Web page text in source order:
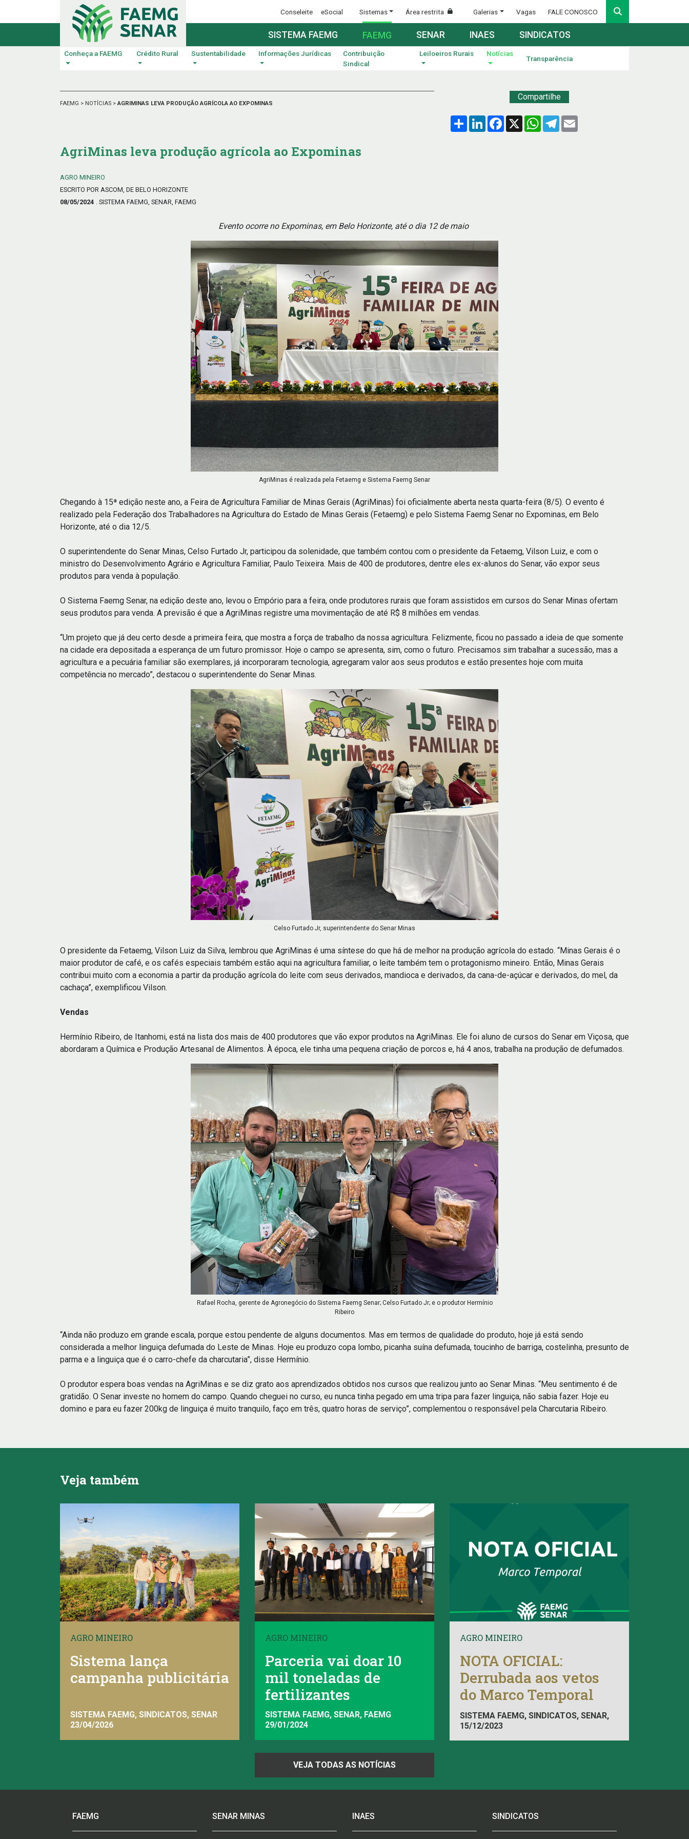
Conseleite eSocial Sistemas Área restrita Galerias Vagas FALE CONOSCO
SISTEMA FAEMG FAEMG SENAR INAES SINDICATOS
Conheça a FAEMG Crédito Rural Sustentabilidade Informações Jurídicas
Contribuição
Sindical
Leiloeiros Rurais Notícias
Transparência
FAEMG > NOTÍCIAS > AGRIMINAS LEVA PRODUÇÃO AGRÍCOLA AO EXPOMINAS
Compartilhe
Compartilhar
LinkedInFacebook
X WhatsApp
Telegram
AgriMinas leva produção agrícola ao Expominas
AGRO MINEIRO
ESCRITO POR ASCOM, DE BELO HORIZONTE
08/05/2024
. SISTEMA FAEMG, SENAR, FAEMG
Evento ocorre no Expominas, em Belo Horizonte, até o dia 12 de maio
AgriMinas é realizada pela Fetaemg e Sistema Faemg Senar
Chegando à 15ª edição neste ano, a Feira de Agricultura Familiar de Minas Gerais (AgriMinas) foi oficialmente aberta nesta quarta-feira (8/5). O evento é
realizado pela Federação dos Trabalhadores na Agricultura do Estado de Minas Gerais (Fetaemg) e pelo Sistema Faemg Senar no Expominas, em Belo
Horizonte, até o dia 12/5.
O superintendente do Senar Minas, Celso Furtado Jr, participou da solenidade, que também contou com o presidente da Fetaemg, Vilson Luiz, e com o
ministro do Desenvolvimento Agrário e Agricultura Familiar, Paulo Teixeira. Mais de 400 de produtores, dentre eles ex-alunos do Senar, vão expor seus
produtos para venda à população.
O Sistema Faemg Senar, na edição deste ano, levou o Empório para a feira, onde produtores rurais que foram assistidos em cursos do Senar Minas ofertam
seus produtos para venda. A previsão é que a AgriMinas registre uma movimentação de até R$ 8 milhões em vendas.
“Um projeto que já deu certo desde a primeira feira, que mostra a força de trabalho da nossa agricultura. Felizmente, ficou no passado a ideia de que somente
na cidade era depositada a esperança de um futuro promissor. Hoje o campo se apresenta, sim, como o futuro. Precisamos sim trabalhar a sucessão, mas a
agricultura e a pecuária familiar são exemplares, já incorporaram tecnologia, agregaram valor aos seus produtos e estão presentes hoje com muita
competência no mercado”, destacou o superintendente do Senar Minas.
Celso Furtado Jr, superintendente do Senar Minas
O presidente da Fetaemg, Vilson Luiz da Silva, lembrou que AgriMinas é uma síntese do que há de melhor na produção agrícola do estado. “Minas Gerais é o
maior produtor de café, e os cafés especiais também estão aqui na agricultura familiar, o leite também tem o protagonismo mineiro. Então, Minas Gerais
contribui muito com a economia a partir da produção agrícola do leite com seus derivados, mandioca e derivados, da cana-de-açúcar e derivados, do mel, da
cachaça”, exemplificou Vilson.
Vendas
Hermínio Ribeiro, de Itanhomi, está na lista dos mais de 400 produtores que vão expor produtos na AgriMinas. Ele foi aluno de cursos do Senar em Viçosa, que
abordaram a Química e Produção Artesanal de Alimentos. À época, ele tinha uma pequena criação de porcos e, há 4 anos, trabalha na produção de defumados.
Rafael Rocha, gerente de Agronegócio do Sistema Faemg Senar; Celso Furtado Jr; e o produtor Hermínio
Ribeiro
“Ainda não produzo em grande escala, porque estou pendente de alguns documentos. Mas em termos de qualidade do produto, hoje já está sendo
considerada a melhor linguiça defumada do Leste de Minas. Hoje eu produzo copa lombo, picanha suína defumada, toucinho de barriga, costelinha, presunto de
parma e a linguiça que é o carro-chefe da charcutaria”, disse Hermínio.
O produtor espera boas vendas na AgriMinas e se diz grato aos aprendizados obtidos nos cursos que realizou junto ao Senar Minas. “Meu sentimento é de
gratidão. O Senar investe no homem do campo. Quando cheguei no curso, eu nunca tinha pegado em uma tripa para fazer linguiça, não sabia fazer. Hoje eu
domino e para eu fazer 200kg de linguiça é muito tranquilo, faço em três, quatro horas de serviço”, complementou o responsável pela Charcutaria Ribeiro.
Veja também
AGRO MINEIRO
Sistema lança
campanha publicitária
SISTEMA FAEMG, SINDICATOS, SENAR
23/04/2026
AGRO MINEIRO
Parceria vai doar 10
mil toneladas de
fertilizantes
SISTEMA FAEMG, SENAR, FAEMG
29/01/2024
AGRO MINEIRO
NOTA OFICIAL:
Derrubada aos vetos
do Marco Temporal
SISTEMA FAEMG, SINDICATOS, SENAR,
FAEMG
15/12/2023
VEJA TODAS AS NOTÍCIAS
FAEMG SENAR MINAS INAES SINDICATOS